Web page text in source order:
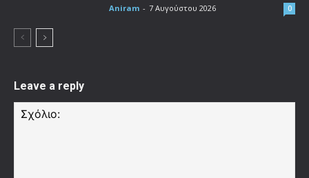
Aniram - 7 Αυγούστου 2026 0
Leave a reply